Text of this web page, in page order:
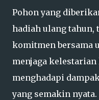
Pohon yang
hadiah ulang tahun,
komitmen bersama
menjaga
menghadapi
yang semakin nyata.